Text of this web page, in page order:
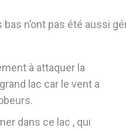
n’ont pas été aussi
à attaquer la
lac car le vent a
dans ce lac , qui